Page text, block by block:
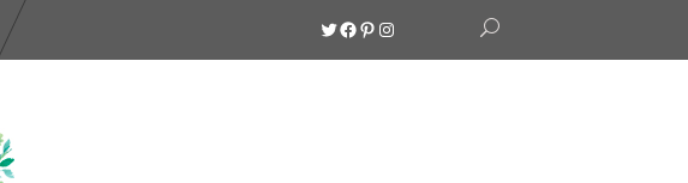
Twitter
Facebook
Pinterest
Instagram